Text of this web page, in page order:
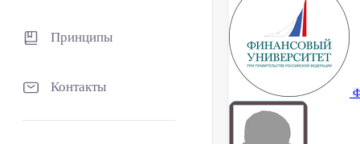
Принципы
Контакты